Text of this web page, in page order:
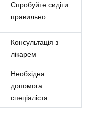
Спробуйте сидіти
правильно
Консультація з
лікарем
Необхідна
допомога
спеціаліста